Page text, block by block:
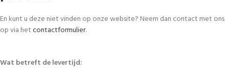
En kunt u deze niet vinden op onze website? Neem dan contact met ons
op via hetcontactformulier.
Wat betreft de levertijd: